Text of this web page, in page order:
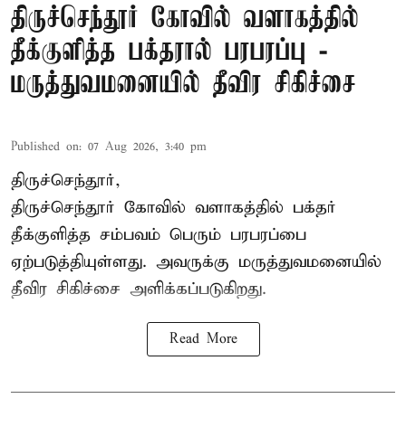
திருச்செந்தூர் கோவில் வளாகத்தில்
தீக்குளித்த பக்தரால் பரபரப்பு -
மருத்துவமனையில் தீவிர சிகிச்சை
Published on: 07 Aug 2026, 3:40 pm
திருச்செந்தூர்,
திருச்செந்தூர் கோவில் வளாகத்தில் பக்தர்
தீக்குளித்த சம்பவம் பெரும் பரபரப்பை
ஏற்படுத்தியுள்ளது. அவருக்கு மருத்துவமனையில்
தீவிர சிகிச்சை அளிக்கப்படுகிறது.
Read More